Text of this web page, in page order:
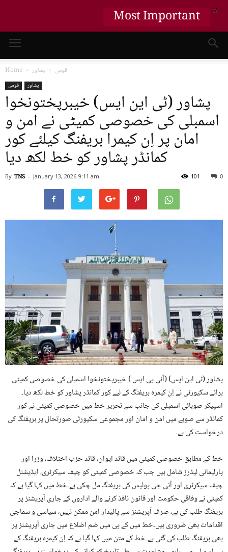
Home قومی پشاور
قومی پشاور
پشاور (ٹی این ایس) خیبرپختونخوا
اسمبلی کی خصوصی کمیٹی نے امن و
امان پر اِن کیمرا بریفنگ کیلئے کور
کمانڈر پشاور کو خط لکھ دیا
By TNS - January 13, 2026 9:11 am 0
101
پشاور (ٹی این ایس) (آئی پی ایس ) خیبرپختونخوا اسمبلی کی خصوصی کمیٹی
برائے سکیورٹی نے اِن کیمرہ بریفنگ کے لیے کور کمانڈر پشاور کو خط لکھ دیا۔
اسپیکر صوبائی اسمبلی کی جانب سے تحریر خط میں خصوصی کمیٹی نے کور
کمانڈر سے صوبے میں امن و امان اور مجموعی سکیورٹی صورتحال پر بریفنگ کی
درخواست کی ہے۔
خط کے مطابق خصوصی کمیٹی میں قائد ایوان، قائد حزب اختلاف، وزرا اور
پارلیمانی لیڈرز شامل ہیں جب کہ خصوصی کمیٹی کو چیف سیکرٹری، ایڈیشنل
چیف سیکرٹری اور آئی جی پولیس کی بریفنگ مل چکی ہے۔خط میں کہا گیا ہے کہ
کمیٹی نے وفاقی حکومت اور قانون نافذ کرنے والے اداروں کے جاری آپریشنز پر
بریفنگ طلب کی ہے، صرف آپریشنز سے پائیدار امن ممکن نہیں، سیاسی و سماجی
اقدامات بھی ضروری ہیں۔خط میں کے پی میں ضم اضلاع میں جاری آپریشنز پر
بھی بریفنگ طلب کی گئی ہے۔خط کے متن میں کہا گیا ہے کہ اِن کیمرہ بریفنگ کے
Most Important X